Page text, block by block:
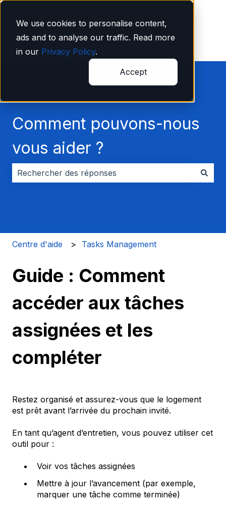
We use cookies to personalise content,
ads and to analyse our traffic. Read more
in our Privacy Policy.
Accept
Comment pouvons-nous
vous aider ?
Centre d'aide Tasks Management
Guide : Comment
accéder aux tâches
assignées et les
compléter
Restez organisé et assurez-vous que le logement
est prêt avant l’arrivée du prochain invité.
En tant qu’agent d’entretien, vous pouvez utiliser cet
outil pour :
Voir vos tâches assignées
Mettre à jour l’avancement (par exemple,
marquer une tâche comme terminée)